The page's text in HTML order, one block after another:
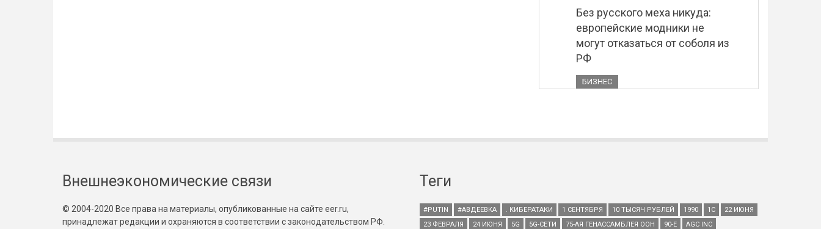
Без русского меха никуда:
европейские модники не
могут отказаться от соболя из
РФ
БИЗНЕС
Внешнеэкономические связи
© 2004-2020 Все права на материалы, опубликованные на сайте eer.ru,
принадлежат редакции и охраняются в соответствии с законодательством РФ.
Теги
#PUTIN #АВДЕЕВКА . КИБЕРАТАКИ 1 СЕНТЯБРЯ 10 ТЫСЯЧ РУБЛЕЙ 1990 1С
22 ИЮНЯ
23 ФЕВРАЛЯ
24 ИЮНЯ 5G 5G-СЕТИ 75-АЯ ГЕНАССАМБЛЕЯ ООН 90-Е
AGC INC